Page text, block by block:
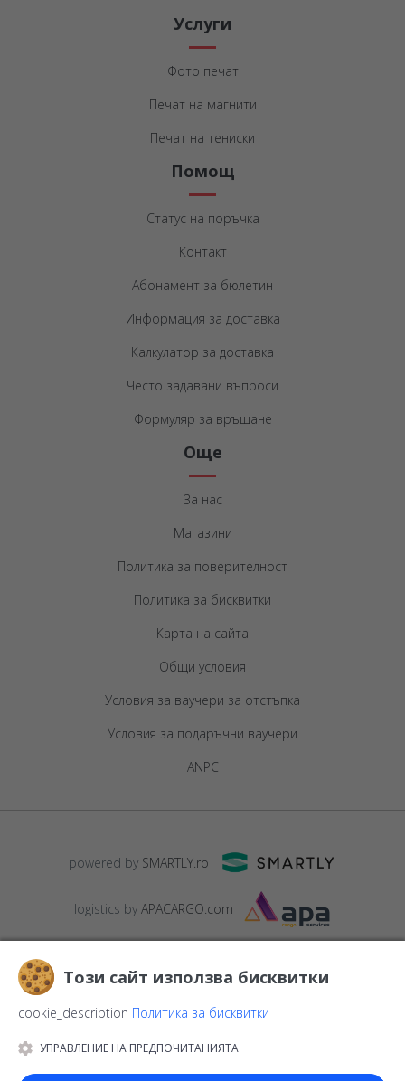
Услуги
Фото печат
Печат на магнити
Печат на тениски
Помощ
Статус на поръчка
Контакт
Абонамент за бюлетин
Информация за доставка
Калкулатор за доставка
Често задавани въпроси
Формуляр за връщане
Още
За нас
Магазини
Политика за поверителност
Политика за бисквитки
Карта на сайта
Общи условия
Условия за ваучери за отстъпка
Условия за подаръчни ваучери
ANPC
powered by SMARTLY.ro
logistics by APACARGO.com
© 2016-2026
12, parter,Sector 1, cod postal012178,email:
Този сайт използва бисквитки
cookie_description Политика за бисквитки
УПРАВЛЕНИЕ НА ПРЕДПОЧИТАНИЯТА